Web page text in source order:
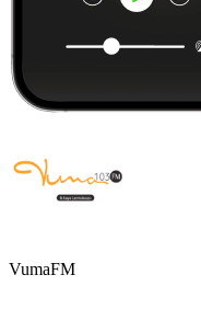
VumaFM